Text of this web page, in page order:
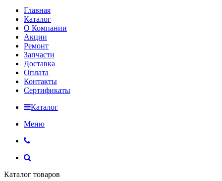
Главная
Каталог
О Компании
Акции
Ремонт
Запчасти
Доставка
Оплата
Контакты
Сертификаты
Каталог
Меню
Каталог товаров